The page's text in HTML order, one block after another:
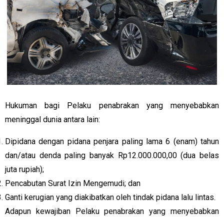
Hukuman bagi Pelaku penabrakan yang menyebabkan
meninggal dunia antara lain:
Dipidana dengan pidana penjara paling lama 6 (enam) tahun
dan/atau denda paling banyak Rp12.000.000,00 (dua belas
juta rupiah);
Pencabutan Surat Izin Mengemudi; dan
Ganti kerugian yang diakibatkan oleh tindak pidana lalu lintas.
Adapun kewajiban Pelaku penabrakan yang menyebabkan